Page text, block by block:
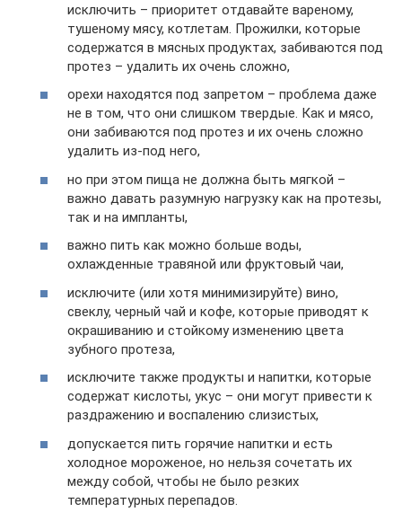
исключить – приоритет отдавайте вареному,
тушеному мясу, котлетам. Прожилки, которые
содержатся в мясных продуктах, забиваются под
протез – удалить их очень сложно,
орехи находятся под запретом – проблема даже
не в том, что они слишком твердые. Как и мясо,
они забиваются под протез и их очень сложно
удалить из-под него,
но при этом пища не должна быть мягкой –
важно давать разумную нагрузку как на протезы,
так и на импланты,
важно пить как можно больше воды,
охлажденные травяной или фруктовый чаи,
исключите (или хотя минимизируйте) вино,
свеклу, черный чай и кофе, которые приводят к
окрашиванию и стойкому изменению цвета
зубного протеза,
исключите также продукты и напитки, которые
содержат кислоты, укус – они могут привести к
раздражению и воспалению слизистых,
допускается пить горячие напитки и есть
холодное мороженое, но нельзя сочетать их
между собой, чтобы не было резких
температурных перепадов.